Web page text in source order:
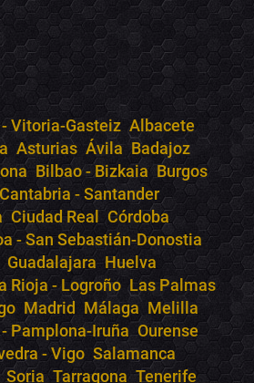
Vitoria-Gasteiz Albacete
Asturias Ávila Badajoz
Bilbao - Bizkaia Burgos
Cantabria - Santander
Ciudad Real Córdoba
- San Sebastián-Donostia
Guadalajara Huelva
Rioja - Logroño Las Palmas
Madrid Málaga Melilla
Pamplona-Iruña Ourense
- Vigo Salamanca
Soria Tarragona Tenerife
· conciertos.club
ayudo a encontrar conciertos